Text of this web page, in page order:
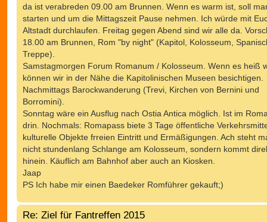
da ist verabreden 09.00 am Brunnen. Wenn es warm ist, soll
starten und um die Mittagszeit Pause nehmen. Ich würde mit
Altstadt durchlaufen. Freitag gegen Abend sind wir alle da.
18.00 am Brunnen, Rom "by night" (Kapitol, Kolosseum,
Treppe).
Samstagmorgen Forum Romanum / Kolosseum. Wenn es heiß
können wir in der Nähe die Kapitolinischen Museen besichtigen.
Nachmittags Barockwanderung (Trevi, Kirchen von Bernini und
Borromini).
Sonntag wäre ein Ausflug nach Ostia Antica möglich. Ist im
drin. Nochmals: Romapass biete 3 Tage öffentliche
kulturelle Objekte frreien Eintritt und Ermäßigungen. Ach steht
nicht stundenlang Schlange am Kolosseum, sondern kommt
hinein. Käuflich am Bahnhof aber auch an Kiosken.
Jaap
PS Ich habe mir einen Baedeker Romführer gekauft;)
Re: Ziel für Fantreffen 2015